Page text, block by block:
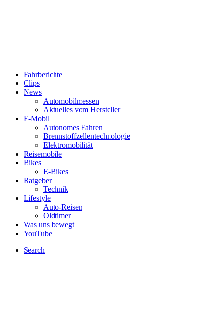
Fahrberichte
Clips
News
Automobilmessen
Aktuelles vom Hersteller
E-Mobil
Autonomes Fahren
Brennstoffzellentechnologie
Elektromobilität
Reisemobile
Bikes
E-Bikes
Ratgeber
Technik
Lifestyle
Auto-Reisen
Oldtimer
Was uns bewegt
YouTube
Search